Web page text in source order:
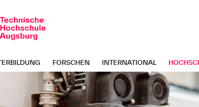
FORSCHEN INTERNATIONAL